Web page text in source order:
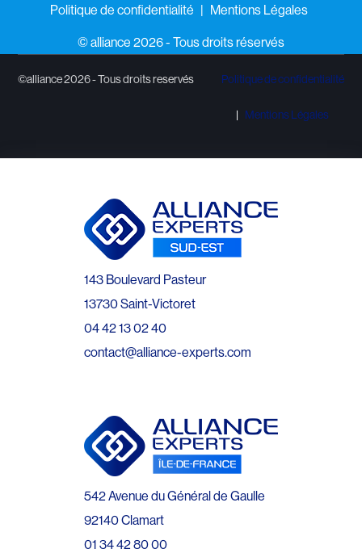
Politique de confidentialité
Mentions Légales
©️ alliance 2026 - Tous droits réservés
©alliance 2026 - Tous droits reservés Politique de confidentialité
Mentions Légales
143 Boulevard Pasteur
13730 Saint-Victoret
04 42 13 02 40
contact@alliance-experts.com
542 Avenue du Général de Gaulle
92140 Clamart
01 34 42 80 00